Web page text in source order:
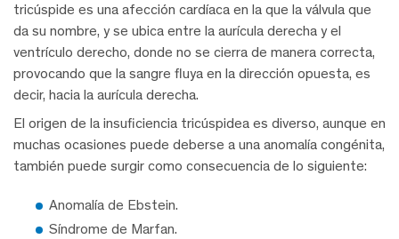
tricúspide es una afección cardíaca en la que la válvula que
da su nombre, y se ubica entre la aurícula derecha y el
ventrículo derecho, donde no se cierra de manera correcta,
provocando que la sangre fluya en la dirección opuesta, es
decir, hacia la aurícula derecha.
El origen de la insuficiencia tricúspidea es diverso, aunque en
muchas ocasiones puede deberse a una anomalía congénita,
también puede surgir como consecuencia de lo siguiente:
Anomalía de Ebstein.
Síndrome de Marfan.